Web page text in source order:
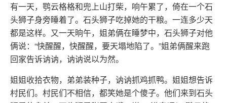
有一天，鹗云格格和兜上山打柴，响午累了，倚在一个石
头狮子身旁睡着了。石头狮子吃掉她的干粮。一连多少天
都是这样。又一天晌午，姐弟俩在睡梦中，石头狮子对他
俩说：“快醒醒，快醒醒，要天塌地陷了。”姐弟俩醒来跑
回家告诉讷讷，讷讷说以为然。
姐姐收拾衣物，弟弟装种子，讷讷抓鸡抓鸭。姐姐想告诉
村民们。村民们不相信，都笑她是个傻子。他们来到石头